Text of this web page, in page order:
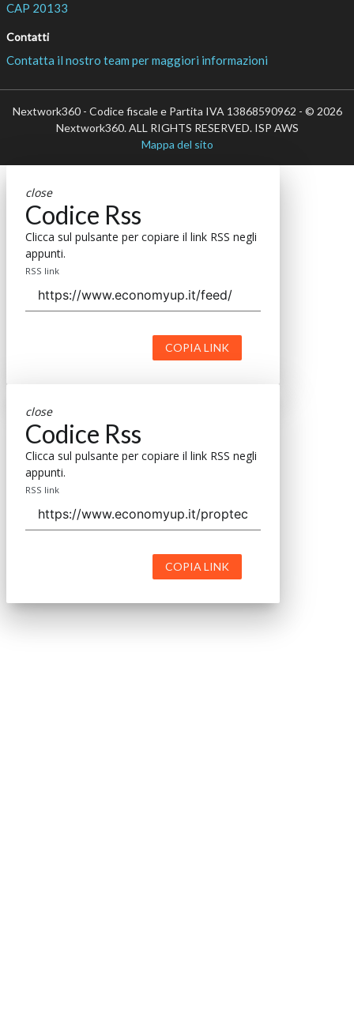
CAP 20133
Contatti
Contatta il nostro team per maggiori informazioni
Nextwork360 - Codice fiscale e Partita IVA 13868590962 - © 2026
Nextwork360. ALL RIGHTS RESERVED. ISP AWS
Mappa del sito
close
Codice Rss
Clicca sul pulsante per copiare il link RSS negli
appunti.
RSS link
COPIA LINK
close
Codice Rss
Clicca sul pulsante per copiare il link RSS negli
appunti.
RSS link
COPIA LINK